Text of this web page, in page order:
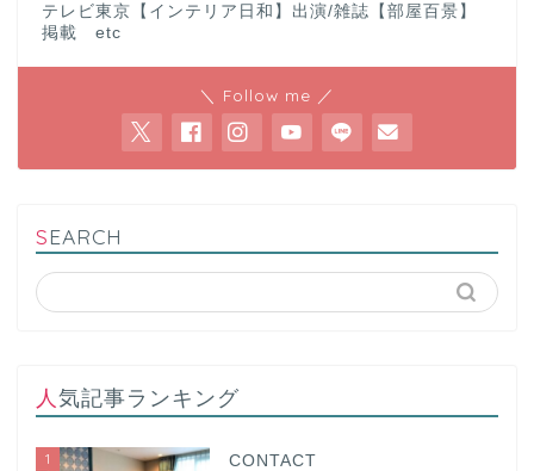
テレビ東京【インテリア日和】出演/雑誌【部屋百景】
掲載 etc
＼ Follow me ／
SEARCH
人気記事ランキング
1 CONTACT